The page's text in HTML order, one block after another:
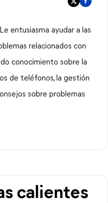
entusiasma ayudar a las
relacionados con
conocimiento sobre la
de teléfonos, la gestión
sobre problemas
calientes